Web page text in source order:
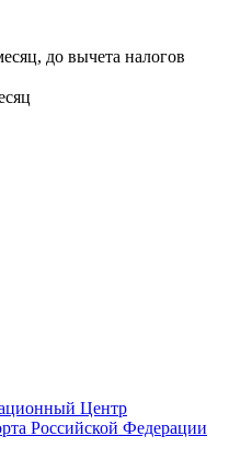
до вычета налогов
Центр
Российской Федерации